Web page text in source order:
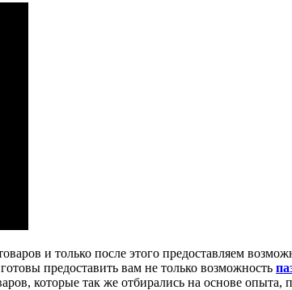
и только после этого предоставляем
предоставить вам не только возможность
которые так же отбирались на основе опыта,